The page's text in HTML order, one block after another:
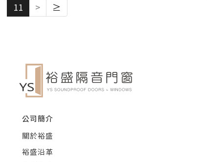
11
> ≥
公司簡介
關於裕盛
裕盛沿革